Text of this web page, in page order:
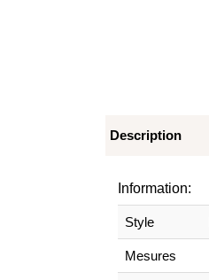
Description
Information:
Style
Mesures